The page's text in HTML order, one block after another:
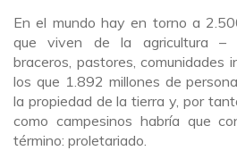
En el mundo hay en torno a
que viven de la agricultura –
braceros, pastores, comunidades
los que 1.892 millones de
la propiedad de la tierra y, por
como campesinos habría que
término: proletariado.